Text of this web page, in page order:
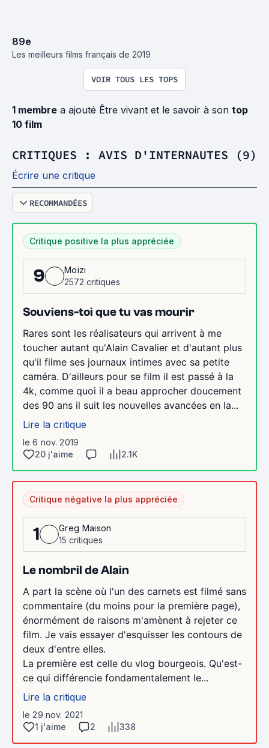
89e
Les meilleurs films français de 2019
VOIR TOUS LES TOPS
1 membre a ajouté Être vivant et le savoir à son top
10 film
CRITIQUES : AVIS D'INTERNAUTES (9)
Écrire une critique
RECOMMANDÉES
Critique positive la plus appréciée
9
Moizi
2572 critiques
Souviens-toi que tu vas mourir
Rares sont les réalisateurs qui arrivent à me
toucher autant qu'Alain Cavalier et d'autant plus
qu'il filme ses journaux intimes avec sa petite
caméra. D'ailleurs pour se film il est passé à la
4k, comme quoi il a beau approcher doucement
des 90 ans il suit les nouvelles avancées en la...
Lire la critique
le 6 nov. 2019
20 j'aime
2.1K
Critique négative la plus appréciée
1
Greg Maison
15 critiques
Le nombril de Alain
A part la scène où l'un des carnets est filmé sans
commentaire (du moins pour la première page),
énormément de raisons m'amènent à rejeter ce
film. Je vais essayer d'esquisser les contours de
deux d'entre elles.
La première est celle du vlog bourgeois. Qu'est-
ce qui différencie fondamentalement le...
Lire la critique
le 29 nov. 2021
1 j'aime
2 338